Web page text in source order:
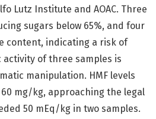
Lutz Institute and AOAC. Three
sugars below 65%, and four
content, indicating a risk of
of three samples is
manipulation. HMF levels
mg/kg, approaching the legal
50 mEq/kg in two samples.